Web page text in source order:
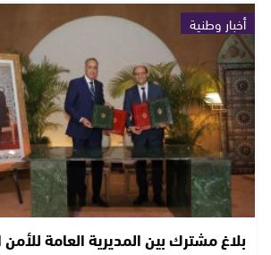
أخبار وطنية
بلاغ مشترك بين المديرية العامة